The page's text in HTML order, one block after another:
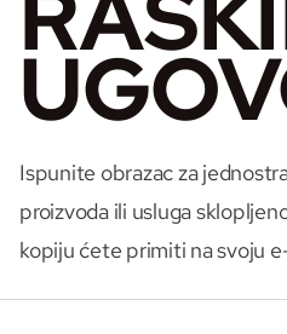
Ispunite obrazac za
proizvoda ili usluga
kopiju ćete primiti na svoju